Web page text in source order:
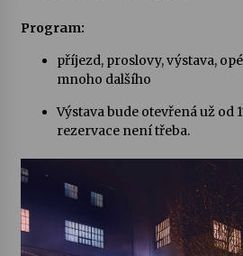
šedesátka: 28. 7.–1. 8.
28. 7. 2026
Letní koncerty ve
Jenakaši
Votavžatský ploty
23. 7. 2026
Program:
příjezd, proslovy, výstava,
mnoho dalšího
Výstava bude otevřená už od
rezervace není třeba.